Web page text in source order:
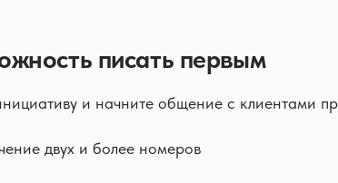
писать первым
и начните общение с клиентами
двух и более номеров